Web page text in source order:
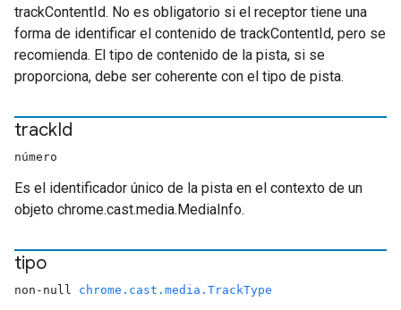
trackContentId. No es obligatorio si el receptor tiene una
forma de identificar el contenido de trackContentId, pero se
recomienda. El tipo de contenido de la pista, si se
proporciona, debe ser coherente con el tipo de pista.
trackId
número
Es el identificador único de la pista en el contexto de un
objeto chrome.cast.media.MediaInfo.
tipo
non-null chrome.cast.media.TrackType